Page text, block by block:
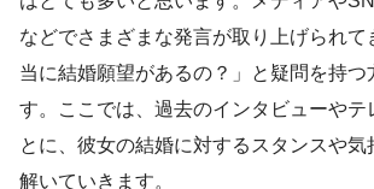
などでさまざまな発言が取り上げられて
当に結婚願望があるの？」と疑問を持つ
す。ここでは、過去のインタビューやテ
とに、彼女の結婚に対するスタンスや気
解いていきます。